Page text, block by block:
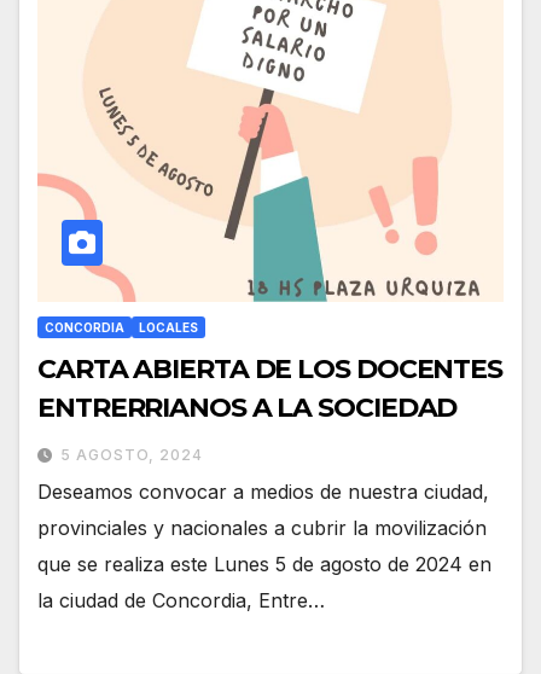
CONCORDIA LOCALES
CARTA ABIERTA DE LOS DOCENTES
ENTRERRIANOS A LA SOCIEDAD
5 AGOSTO, 2024
Deseamos convocar a medios de nuestra ciudad,
provinciales y nacionales a cubrir la movilización
que se realiza este Lunes 5 de agosto de 2024 en
la ciudad de Concordia, Entre…